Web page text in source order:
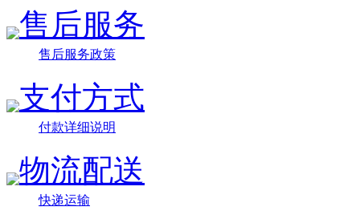
售后服务
售后服务政策
支付方式
付款详细说明
物流配送
快递运输